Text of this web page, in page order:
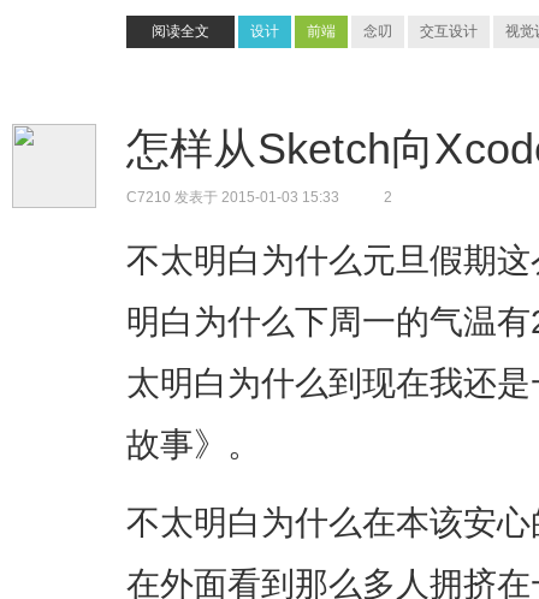
阅读全文 设计 前端 念叨 交互设计 视觉
怎样从Sketch向
C7210 发表于 2015-01-03 15:33 2
不太明白为什么元旦假期
明白为什么下周一的气温
太明白为什么到现在我还
故事》。
不太明白为什么在本该安
在外面看到那么多人拥挤